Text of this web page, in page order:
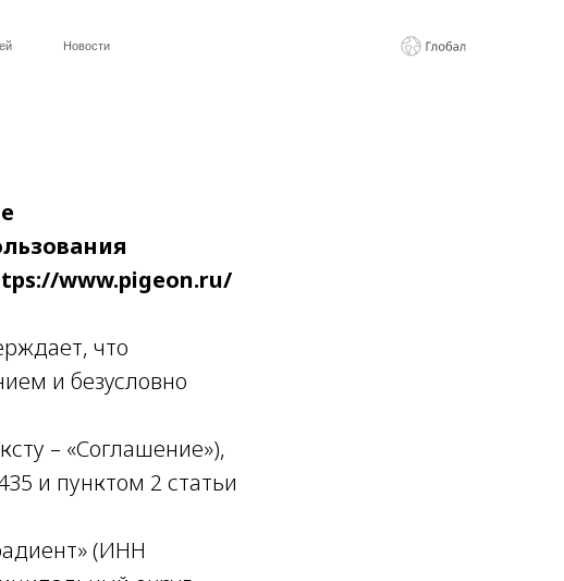
www.pigeon.ru/
что
и безусловно
– «Соглашение»),
и пунктом 2 статьи
(ИНН